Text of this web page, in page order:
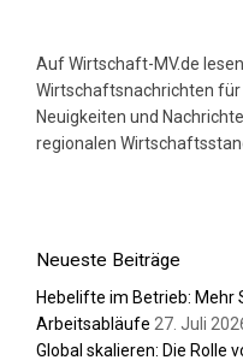
Auf Wirtschaft-MV.de
Wirtschaftsnachrichten
Neuigkeiten und
regionalen
Neueste Beiträge
Hebelifte im Betrieb:
Arbeitsabläufe 27. Juli
Global skalieren: Die Rolle